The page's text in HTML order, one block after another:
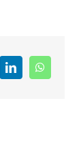
LinkedInWhatsApp